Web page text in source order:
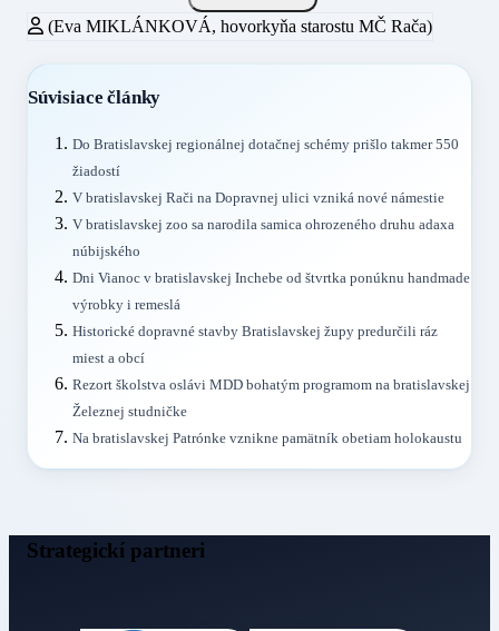
(Eva MIKLÁNKOVÁ, hovorkyňa starostu MČ Rača)
Súvisiace články
Do Bratislavskej regionálnej dotačnej schémy prišlo takmer 550
žiadostí
V bratislavskej Rači na Dopravnej ulici vzniká nové námestie
V bratislavskej zoo sa narodila samica ohrozeného druhu adaxa
núbijského
Dni Vianoc v bratislavskej Inchebe od štvrtka ponúknu handmade
výrobky i remeslá
Historické dopravné stavby Bratislavskej župy predurčili ráz
miest a obcí
Rezort školstva oslávi MDD bohatým programom na bratislavskej
Železnej studničke
Na bratislavskej Patrónke vznikne pamätník obetiam holokaustu
Strategickí partneri